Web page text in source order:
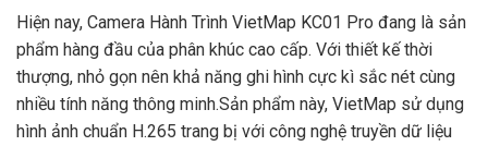
Hiện nay, Camera Hành Trình VietMap KC01 Pro đang là sản
phẩm hàng đầu của phân khúc cao cấp. Với thiết kế thời
thượng, nhỏ gọn nên khả năng ghi hình cực kì sắc nét cùng
nhiều tính năng thông minh.Sản phẩm này, VietMap sử dụng
hình ảnh chuẩn H.265 trang bị với công nghệ truyền dữ liệu